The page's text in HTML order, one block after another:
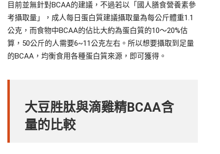
目前並無針對BCAA的建議，不過若以「國人膳食營養素參
考攝取量」，成人每日蛋白質建議攝取量為每公斤體重1.1
公克，而食物中BCAA的佔比大約為蛋白質的10～20%估
算，50公斤的人需要6~11公克左右。所以想要攝取到足量
的BCAA，均衡食用各種蛋白質來源，即可獲得。
大豆胜肽與滴雞精BCAA含
量的比較